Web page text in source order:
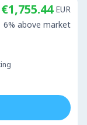
€1,755.44 EUR
6% above market